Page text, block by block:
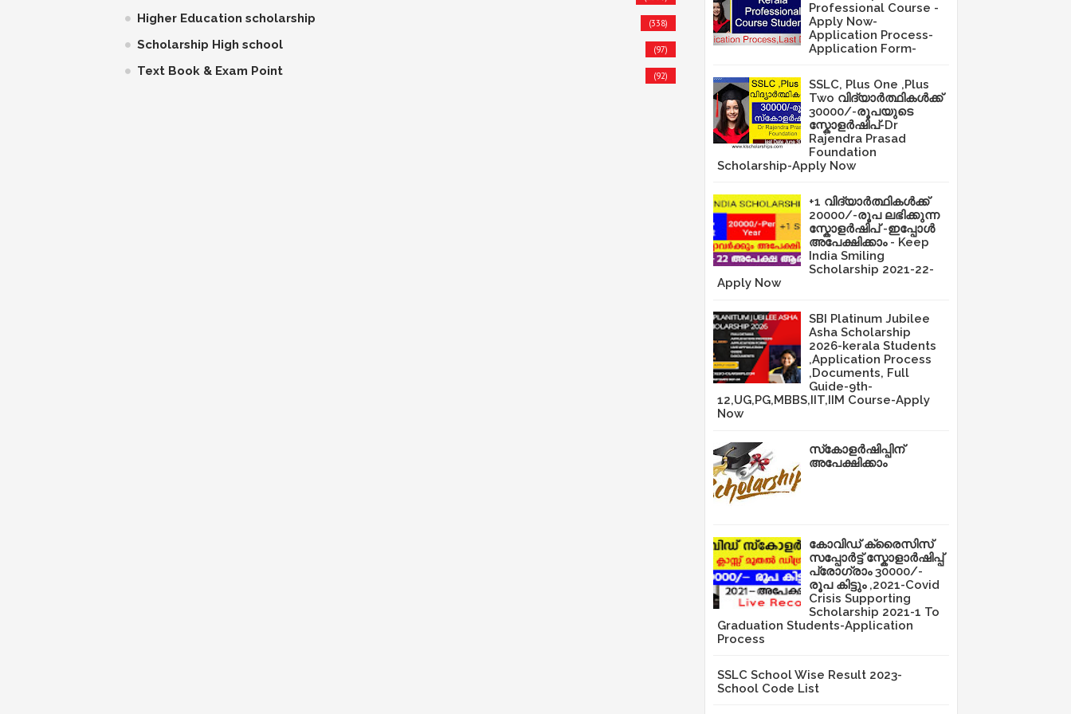
Higher Education scholarship (338)
Scholarship High school (97)
Text Book & Exam Point (92)
Professional Course -
Apply Now-
Application Process-
Application Form-
SSLC, Plus One ,Plus
Two വിദ്യാർത്ഥികൾക്ക്
30000/-രൂപയുടെ
സ്കോളർഷിപ്-Dr
Rajendra Prasad
Foundation
Scholarship-Apply Now
+1 വിദ്യാർത്ഥികൾക്ക്
20000/-രൂപ ലഭിക്കുന്ന
സ്കോളർഷിപ് -ഇപ്പോൾ
അപേക്ഷിക്കാം - Keep
India Smiling
Scholarship 2021-22-
Apply Now
SBI Platinum Jubilee
Asha Scholarship
2026-kerala Students
,Application Process
,Documents, Full
Guide-9th-
12,UG,PG,MBBS,IIT,IIM Course-Apply
Now
സ്‌കോളർഷിപ്പിന്
അപേക്ഷിക്കാം
കോവിഡ് ക്രൈസിസ്
സപ്പോർട്ട് സ്കോളാർഷിപ്പ്
പ്രോഗ്രാം 30000/-
രൂപ കിട്ടും ,2021-Covid
Crisis Supporting
Scholarship 2021-1 To
Graduation Students-Application
Process
SSLC School Wise Result 2023-
School Code List